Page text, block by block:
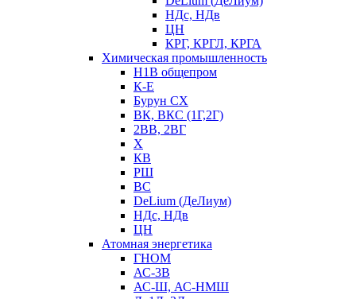
НДс, НДв
ЦН
КРГ, КРГЛ, КРГА
Химическая промышленность
Н1В общепром
К-Е
Бурун СХ
ВК, ВКС (1Г,2Г)
2ВВ, 2ВГ
Х
КВ
РШ
ВС
DeLium (ДеЛиум)
НДс, НДв
ЦН
Атомная энергетика
ГНОМ
АС-3В
АС-Ш, АС-НМШ